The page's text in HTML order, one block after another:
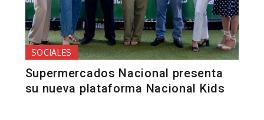
SOCIALES
Supermercados Nacional presenta
su nueva plataforma Nacional Kids